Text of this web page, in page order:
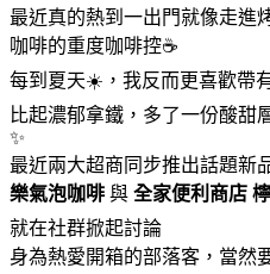
最近真的熱到一出門就像走進
咖啡的重度咖啡控☕
每到夏天☀️，我反而更喜歡帶
比起濃郁拿鐵，多了一份酸甜
✨
最近兩大超商同步推出話題新
樂氣泡咖啡 與 全家便利商店
就在社群掀起討論
身為熱愛開箱的部落客，當然